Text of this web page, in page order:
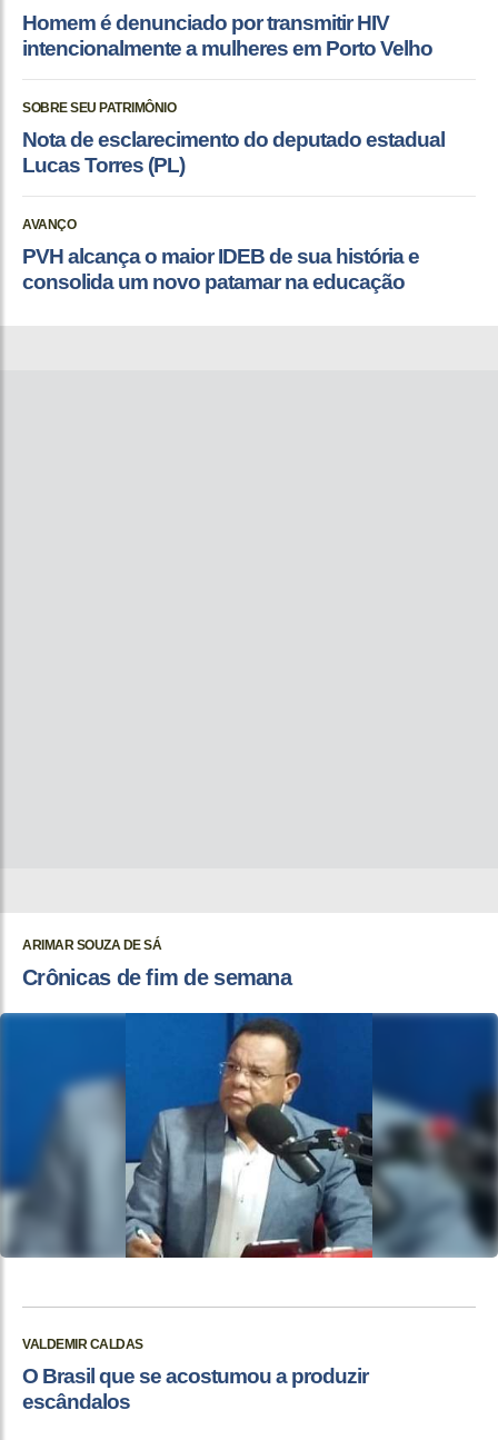
Homem é denunciado por transmitir HIV
intencionalmente a mulheres em Porto Velho
SOBRE SEU PATRIMÔNIO
Nota de esclarecimento do deputado estadual
Lucas Torres (PL)
AVANÇO
PVH alcança o maior IDEB de sua história e
consolida um novo patamar na educação
ARIMAR SOUZA DE SÁ
Crônicas de fim de semana
VALDEMIR CALDAS
O Brasil que se acostumou a produzir
escândalos